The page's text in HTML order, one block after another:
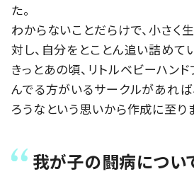
た。
わからないことだらけで、小さく
対し、自分をとことん追い詰めて
きっとあの頃、リトルベビーハン
んでる方がいるサークルがあれ
ろうなという思いから作成に至り
我が子の闘病につい